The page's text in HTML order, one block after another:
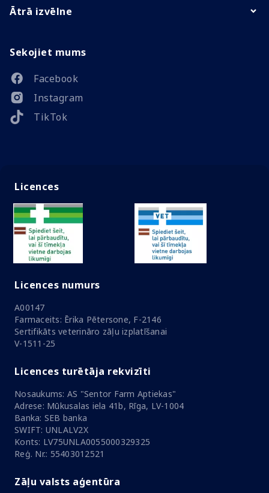
Ātrā izvēlne
Sekojiet mums
Facebook
Instagram
TikTok
Licences
Licences numurs
A00147
Farmaceits: Ērika Pētersone, F-2146
Sertifikāts veterināro zāļu izplatīšanai
V-1511-25
Licences turētāja rekvizīti
Nosaukums: AS "Sentor Farm Aptiekas"
Adrese: Mūkusalas iela 41b, Rīga, LV-1004
Banka: SEB banka
SWIFT: UNLALV2X
Konts: LV75UNLA0055000329325
Reģ. Nr.: 55403012521
Zāļu valsts aģentūra